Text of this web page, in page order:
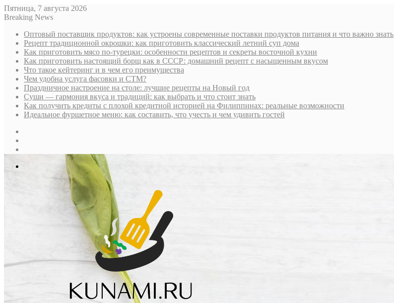
Пятница, 7 августа 2026
Breaking News
Оптовый поставщик продуктов: как устроены современные поставки продуктов питания и что важно знать
Рецепт традиционной окрошки: как приготовить классический летний суп дома
Как приготовить мясо по-турецки: особенности рецептов и секреты восточной кухни
Как приготовить настоящий борщ как в СССР: домашний рецепт с насыщенным вкусом
Что такое кейтеринг и в чем его преимущества
Чем удобна услуга фасовки и СТМ?
Праздничное настроение на столе: лучшие рецепты на Новый год
Суши — гармония вкуса и традиций: как выбрать и что стоит знать
Как получить кредиты с плохой кредитной историей на Филиппинах: реальные возможности
Идеальное фуршетное меню: как составить, что учесть и чем удивить гостей